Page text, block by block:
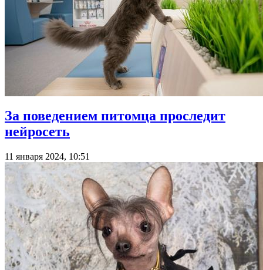
За поведением питомца проследит
нейросеть
11 января 2024, 10:51